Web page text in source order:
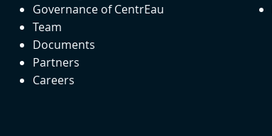
Governance of CentrEau
Team
Documents
Partners
Careers